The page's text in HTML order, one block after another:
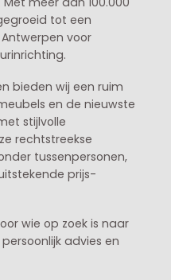
tot een
voor
bieden wij een ruim
en de nieuwste
stijlvolle
rechtstreekse
tussenpersonen,
prijs-
wie op zoek is naar
advies en